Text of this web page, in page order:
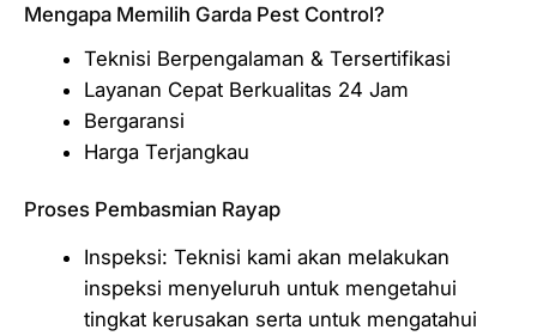
Mengapa Memilih Garda Pest Control?
Teknisi Berpengalaman & Tersertifikasi
Layanan Cepat Berkualitas 24 Jam
Bergaransi
Harga Terjangkau
Proses Pembasmian Rayap
Inspeksi: Teknisi kami akan melakukan
inspeksi menyeluruh untuk mengetahui
tingkat kerusakan serta untuk mengatahui